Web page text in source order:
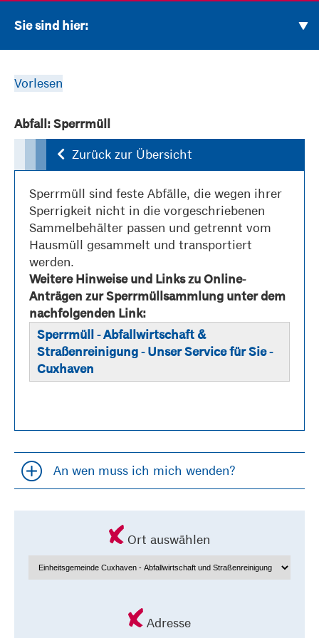
Sie sind hier:
Vorlesen
Abfall: Sperrmüll
Zurück zur Übersicht
Sperrmüll sind feste Abfälle, die wegen ihrer
Sperrigkeit nicht in die vorgeschriebenen
Sammelbehälter passen und getrennt vom
Hausmüll gesammelt und transportiert
werden.
Weitere Hinweise und Links zu Online-
Anträgen zur Sperrmüllsammlung unter dem
nachfolgenden Link:
Sperrmüll - Abfallwirtschaft &
Straßenreinigung - Unser Service für Sie -
Cuxhaven
Accordion öfffnen und schließen
An wen muss ich mich wenden?
Ort auswählen
Adresse